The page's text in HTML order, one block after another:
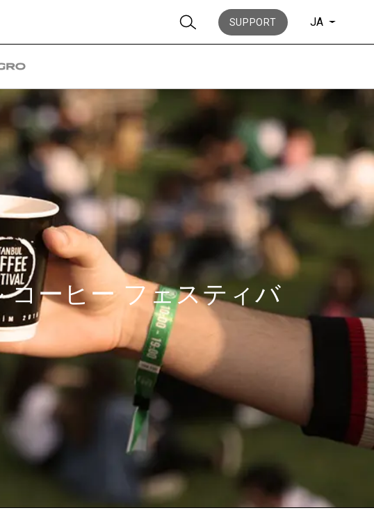
SUPPORT JA
コーヒー フェスティバ
ニュース
歴史
研究室紹介
サスティナビ
リティ
接続